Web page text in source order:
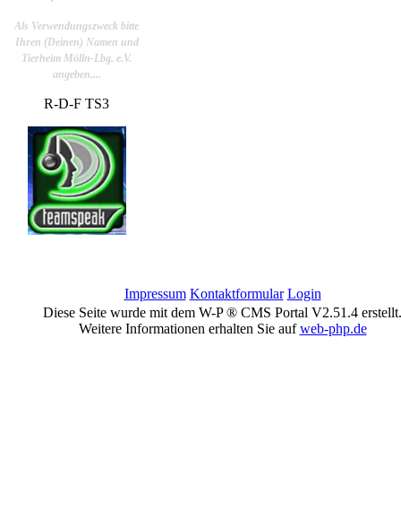
Als Verwendungszweck bitte
Ihren (Deinen) Namen und
Tierheim Mölln-Lbg. e.V.
angeben....
R-D-F TS3
Impressum Kontaktformular Login
Diese Seite wurde mit dem W-P ® CMS Portal V2.51.4 erstellt.
Weitere Informationen erhalten Sie aufweb-php.de